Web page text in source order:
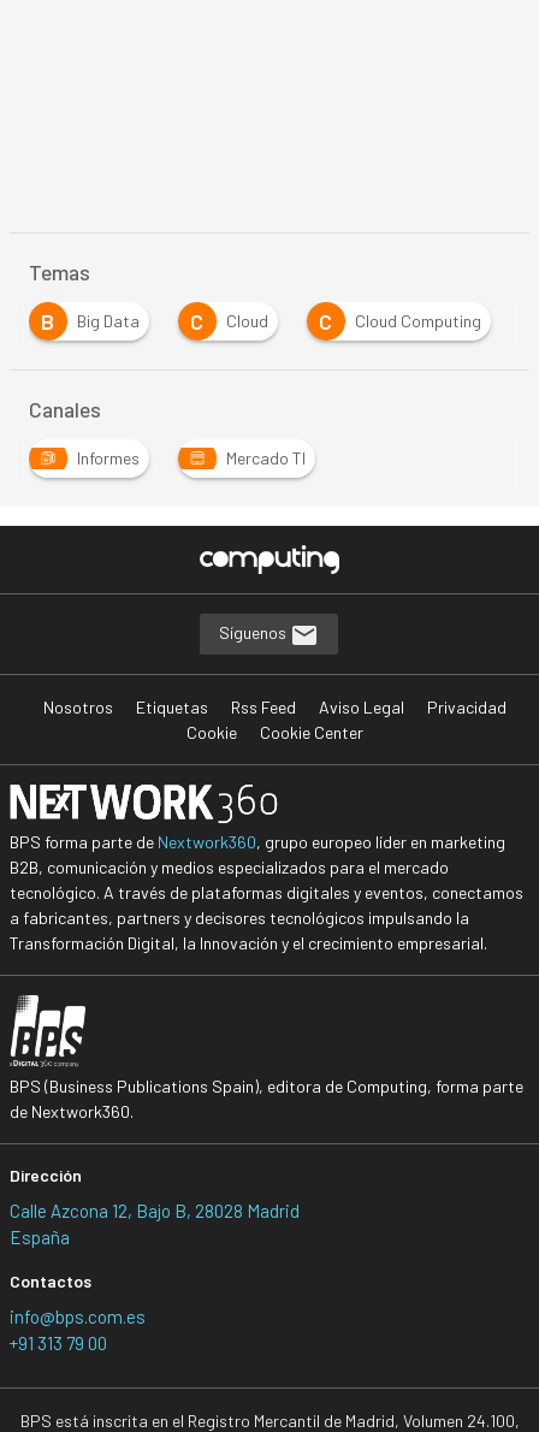
Temas
B
Big Data C Cloud C Cloud Computing
Canales
Informes Mercado TI
Síguenos
Nosotros Etiquetas Rss Feed Aviso Legal
Privacidad
Cookie
Cookie Center
BPS forma parte de Nextwork360, grupo europeo líder en marketing
B2B, comunicación y medios especializados para el mercado
tecnológico. A través de plataformas digitales y eventos, conectamos
a fabricantes, partners y decisores tecnológicos impulsando la
Transformación Digital, la Innovación y el crecimiento empresarial.
BPS (Business Publications Spain), editora de Computing, forma parte
de Nextwork360.
Dirección
Calle Azcona 12, Bajo B, 28028 Madrid
España
Contactos
info@bps.com.es
+91 313 79 00
BPS está inscrita en el Registro Mercantil de Madrid, Volumen 24.100,